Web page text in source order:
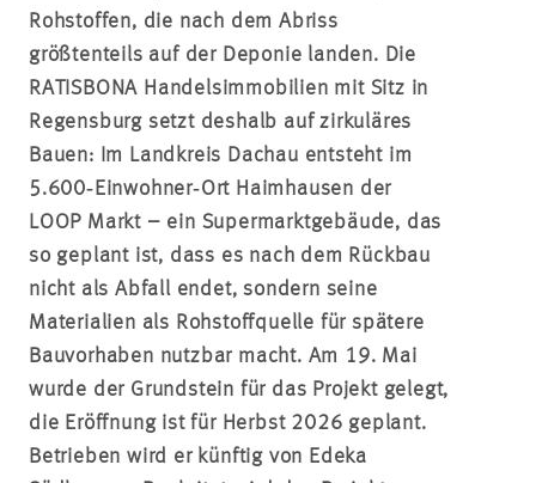
Rohstoffen, die nach dem Abriss
größtenteils auf der Deponie landen. Die
RATISBONA Handelsimmobilien mit Sitz in
Regensburg setzt deshalb auf zirkuläres
Bauen: Im Landkreis Dachau entsteht im
5.600‑Einwohner‑Ort Haimhausen der
LOOP Markt – ein Supermarktgebäude, das
so geplant ist, dass es nach dem Rückbau
nicht als Abfall endet, sondern seine
Materialien als Rohstoffquelle für spätere
Bauvorhaben nutzbar macht. Am 19. Mai
wurde der Grundstein für das Projekt gelegt,
die Eröffnung ist für Herbst 2026 geplant.
Betrieben wird er künftig von Edeka